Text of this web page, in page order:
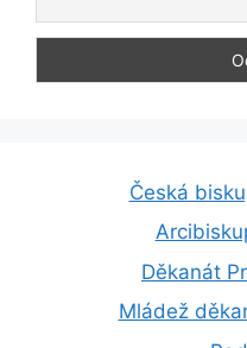
Česká
Děkanát
Mládež